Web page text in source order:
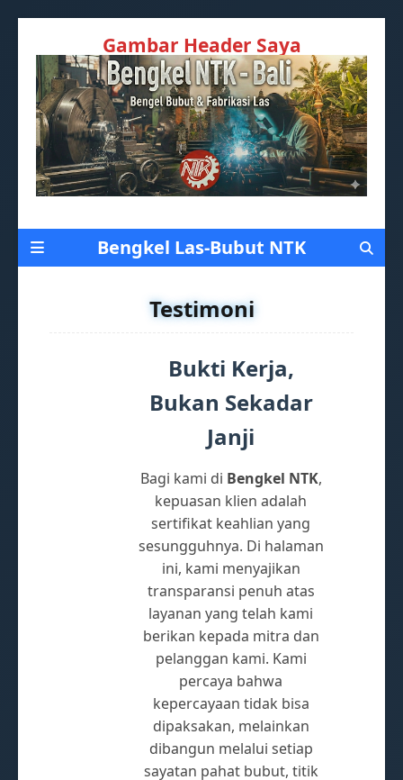
Gambar Header Saya
Bengkel Las-Bubut NTK
Testimoni
Bukti Kerja,
Bukan Sekadar
Janji
Bagi kami di Bengkel NTK,
kepuasan klien adalah
sertifikat keahlian yang
sesungguhnya. Di halaman
ini, kami menyajikan
transparansi penuh atas
layanan yang telah kami
berikan kepada mitra dan
pelanggan kami. Kami
percaya bahwa
kepercayaan tidak bisa
dipaksakan, melainkan
dibangun melalui setiap
sayatan pahat bubut, titik